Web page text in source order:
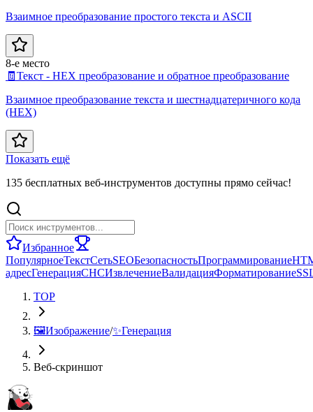
Взаимное преобразование простого текста и ASCII
8-е место
🧾 Текст - HEX преобразование и обратное преобразование
Взаимное преобразование текста и шестнадцатеричного кода
(HEX)
Показать ещё
135 бесплатных веб-инструментов доступны прямо сейчас!
Избранное
ПопулярноеТекстСетьSEOБезопасностьПрограммирование
адресГенерацияСНСИзвлечениеВалидацияФорматирование
TOP
🖼️Изображение/✨Генерация
Веб-скриншот